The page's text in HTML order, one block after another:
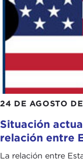
24 DE AGOSTO
Situación
relación entre
La relación entre